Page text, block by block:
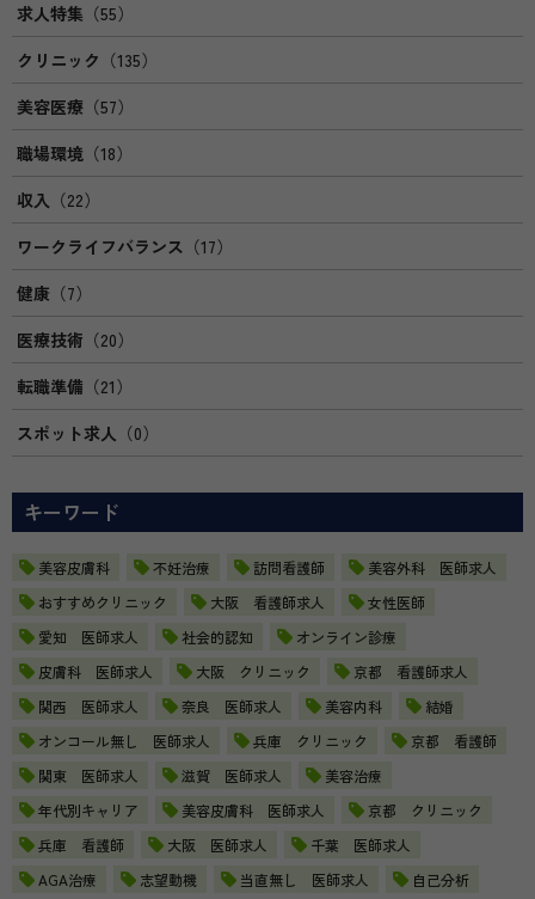
求人特集 （55）
クリニック （135）
美容医療 （57）
職場環境 （18）
収入 （22）
ワークライフバランス （17）
健康 （7）
医療技術 （20）
転職準備 （21）
スポット求人 （0）
キーワード
美容皮膚科 不妊治療 訪問看護師
美容外科 医師求人
おすすめクリニック
大阪 看護師求人
女性医師
愛知 医師求人
社会的認知
オンライン診療
皮膚科 医師求人
大阪 クリニック
京都 看護師求人
関西 医師求人
奈良 医師求人 美容内科
結婚
オンコール無し 医師求人
兵庫 クリニック
京都 看護師
関東 医師求人
滋賀 医師求人
美容治療
年代別キャリア
美容皮膚科 医師求人
京都 クリニック
兵庫 看護師
大阪 医師求人
千葉 医師求人
AGA治療
志望動機 当直無し 医師求人
自己分析